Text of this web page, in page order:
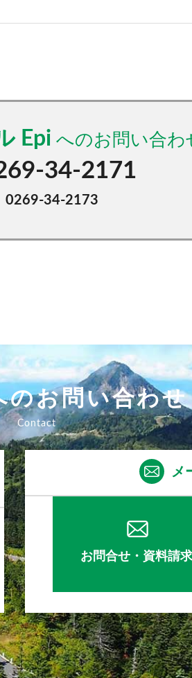
Epi
34-2171
0269-34-2173
のお問い合わせ
メ
お問合せ・資料請